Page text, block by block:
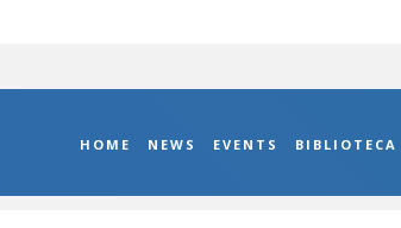
HOME NEWS EVENTS BIBLIOTECA